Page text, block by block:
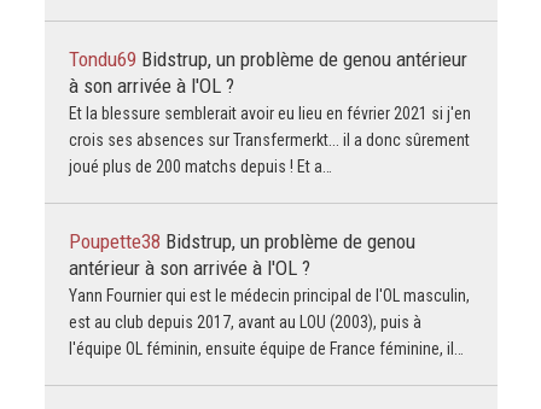
Tondu69 Bidstrup, un problème de genou antérieur
à son arrivée à l'OL ?
Et la blessure semblerait avoir eu lieu en février 2021 si j'en
crois ses absences sur Transfermerkt... il a donc sûrement
joué plus de 200 matchs depuis ! Et a…
Poupette38 Bidstrup, un problème de genou
antérieur à son arrivée à l'OL ?
Yann Fournier qui est le médecin principal de l'OL masculin,
est au club depuis 2017, avant au LOU (2003), puis à
l'équipe OL féminin, ensuite équipe de France féminine, il…